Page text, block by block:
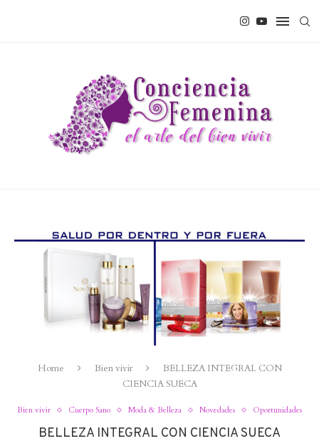
Home Bien vivir
BELLEZA INTEGRAL CON
CIENCIA SUECA
Bien vivir Cuerpo Sano Moda & Belleza Novedades Oportunidades
BELLEZA INTEGRAL CON CIENCIA SUECA